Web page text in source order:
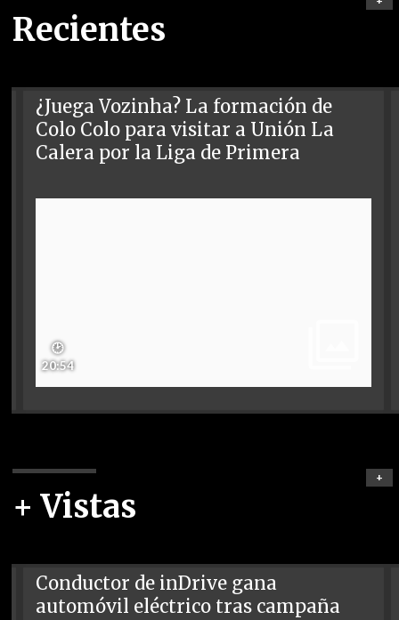
Recientes
¿Juega Vozinha? La formación de
Colo Colo para visitar a Unión La
Calera por la Liga de Primera
🕑
20:54
+ Vistas
+
Conductor de inDrive gana
automóvil eléctrico tras campaña